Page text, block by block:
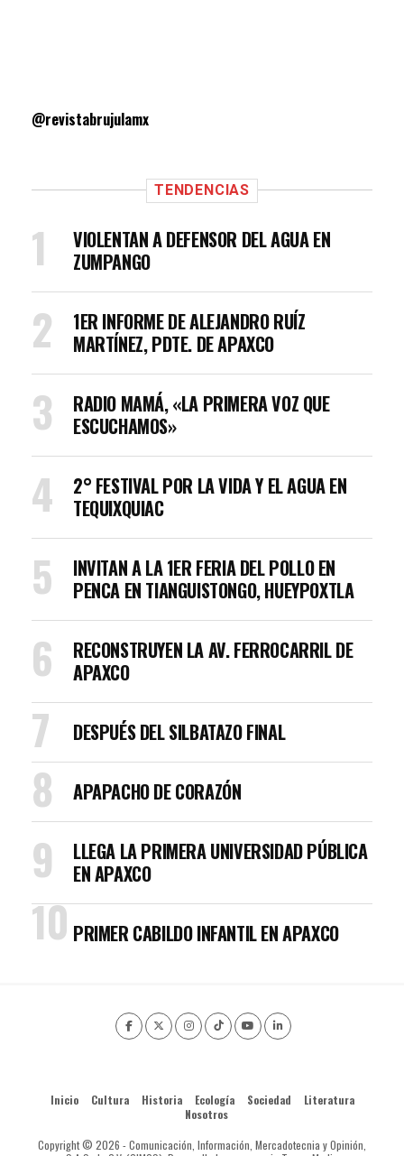
@revistabrujulamx
TENDENCIAS
VIOLENTAN A DEFENSOR DEL AGUA EN
ZUMPANGO
1ER INFORME DE ALEJANDRO RUÍZ
MARTÍNEZ, PDTE. DE APAXCO
RADIO MAMÁ, «LA PRIMERA VOZ QUE
ESCUCHAMOS»
2° FESTIVAL POR LA VIDA Y EL AGUA EN
TEQUIXQUIAC
INVITAN A LA 1ER FERIA DEL POLLO EN
PENCA EN TIANGUISTONGO, HUEYPOXTLA
RECONSTRUYEN LA AV. FERROCARRIL DE
APAXCO
DESPUÉS DEL SILBATAZO FINAL
APAPACHO DE CORAZÓN
LLEGA LA PRIMERA UNIVERSIDAD PÚBLICA
EN APAXCO
PRIMER CABILDO INFANTIL EN APAXCO
Inicio Cultura Historia Ecología Sociedad
Literatura
Nosotros
Copyright © 2026 - Comunicación, Información, Mercadotecnia y Opinión,